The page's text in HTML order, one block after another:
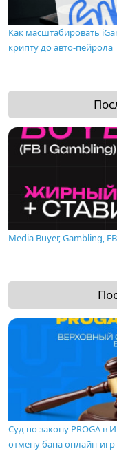
Как масштабировать
крипту до авто-пейрола
Media Buyer, Gambling,
Суд по закону PROGA в
отмену бана онлайн-игр